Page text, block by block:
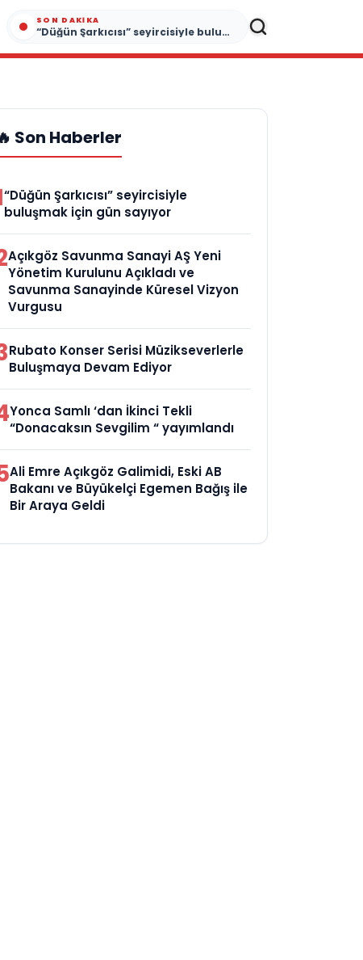
SON DAKIKA
“Düğün Şarkıcısı” seyircisiyle buluşmak için gün sayıyor
Son Haberler
“Düğün Şarkıcısı” seyircisiyle
buluşmak için gün sayıyor
Açıkgöz Savunma Sanayi AŞ Yeni
Yönetim Kurulunu Açıkladı ve
Savunma Sanayinde Küresel Vizyon
Vurgusu
Rubato Konser Serisi Müzikseverlerle
Buluşmaya Devam Ediyor
Yonca Samlı ‘dan İkinci Tekli
“Donacaksın Sevgilim “ yayımlandı
Ali Emre Açıkgöz Galimidi, Eski AB
Bakanı ve Büyükelçi Egemen Bağış ile
Bir Araya Geldi